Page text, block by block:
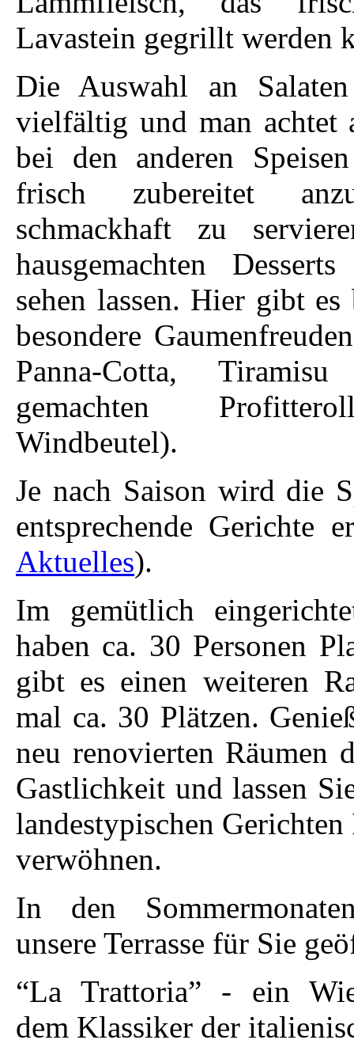
Lavastein gegrillt werden
Die Auswahl an
vielfältig und man achtet
bei den anderen
frisch zubereitet
schmackhaft zu
hausgemachten
sehen lassen. Hier gibt es
besondere
Panna-Cotta,
gemachten
Windbeutel).
Je nach Saison wird die
entsprechende Gerichte
Aktuelles).
Im gemütlich
haben ca. 30 Personen
gibt es einen weiteren
mal ca. 30 Plätzen.
neu renovierten Räumen
Gastlichkeit und lassen
landestypischen
verwöhnen.
In den
unsere Terrasse für Sie
“La Trattoria” - ein
dem Klassiker der